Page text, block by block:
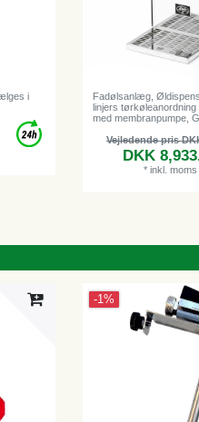
i
Fadølsanlæg,
linjers tørkøleanordning
med membranpumpe,
Vejledende pris
DKK
* inkl. moms
-1%